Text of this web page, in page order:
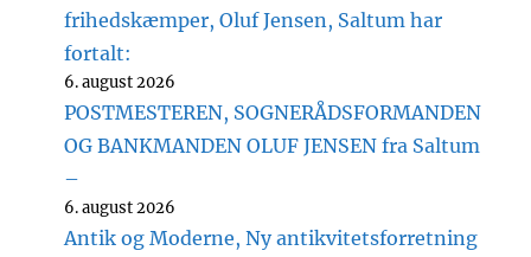
frihedskæmper, Oluf Jensen, Saltum har
fortalt:
6. august 2026
POSTMESTEREN, SOGNERÅDSFORMANDEN
OG BANKMANDEN OLUF JENSEN fra Saltum
–
6. august 2026
Antik og Moderne, Ny antikvitetsforretning